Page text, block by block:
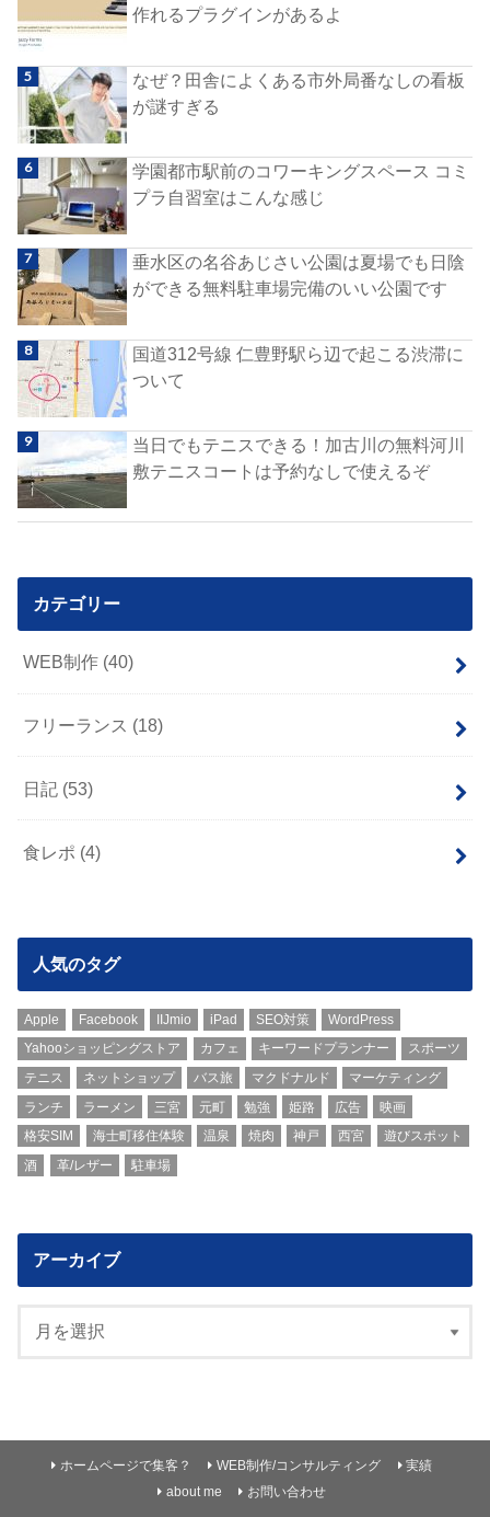
作れるプラグインがあるよ
なぜ？田舎によくある市外局番なしの看板
が謎すぎる
学園都市駅前のコワーキングスペース コミ
プラ自習室はこんな感じ
垂水区の名谷あじさい公園は夏場でも日陰
ができる無料駐車場完備のいい公園です
国道312号線 仁豊野駅ら辺で起こる渋滞に
ついて
当日でもテニスできる！加古川の無料河川
敷テニスコートは予約なしで使えるぞ
カテゴリー
WEB制作 (40)
フリーランス (18)
日記 (53)
食レポ (4)
人気のタグ
Apple Facebook IIJmio iPad SEO対策
WordPress
Yahooショッピングストア
カフェ キーワードプランナー
スポーツ
テニス
ネットショップ バス旅 マクドナルド
マーケティング
ランチ
ラーメン 三宮 元町 勉強 姫路 広告
映画
格安SIM
海士町移住体験 温泉 焼肉 神戸 西宮
遊びスポット
酒
革/レザー 駐車場
アーカイブ
ホームページで集客？ WEB制作/コンサルティング
実績
about me
お問い合わせ